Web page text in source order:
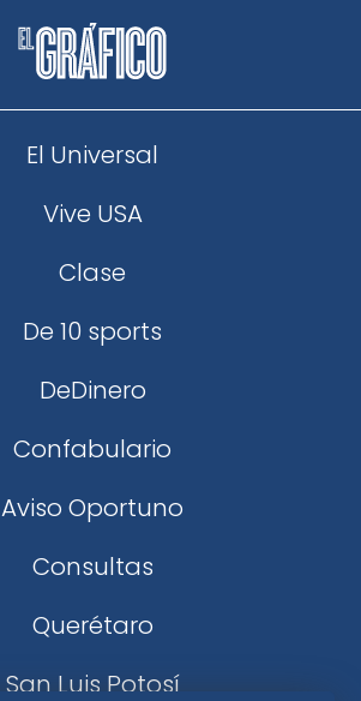
El Universal
Vive USA
Clase
De 10 sports
DeDinero
Confabulario
Aviso Oportuno
Consultas
Querétaro
San Luis Potosí